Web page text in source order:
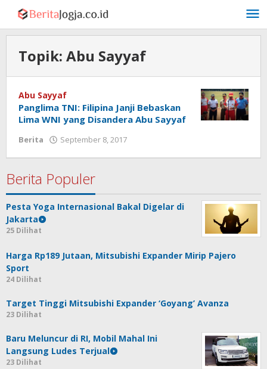
Lewati
konten
Topik: Abu Sayyaf
Abu Sayyaf
Panglima TNI: Filipina Janji Bebaskan
Lima WNI yang Disandera Abu Sayyaf
Berita September 8, 2017
Berita Populer
Pesta Yoga Internasional Bakal Digelar di
Jakarta
25 Dilihat
Harga Rp189 Jutaan, Mitsubishi Expander Mirip Pajero
Sport
24 Dilihat
Target Tinggi Mitsubishi Expander ‘Goyang’ Avanza
23 Dilihat
Baru Meluncur di RI, Mobil Mahal Ini
Langsung Ludes Terjual
23 Dilihat